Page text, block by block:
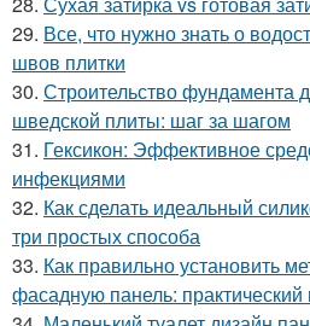
29. Все, что нужно знать о
швов плитки
30. Строительство фундамента
шведской плиты: шаг за шагом
31. Гексикон: Эффективное
инфекциями
32. Как сделать идеальный
три простых способа
33. Как правильно установить
фасадную панель: практический